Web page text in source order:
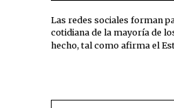
Las redes sociales forman
cotidiana de la mayoría de
hecho, tal como afirma el